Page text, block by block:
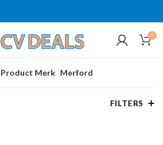
0
Product Merk Merford
FILTERS